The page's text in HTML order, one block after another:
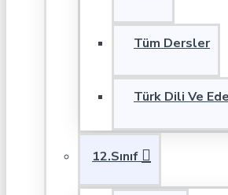
Tüm Dersler
Türk Dili Ve
12.Sınıf